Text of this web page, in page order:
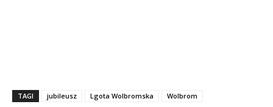
TAGI jubileusz Lgota Wolbromska Wolbrom